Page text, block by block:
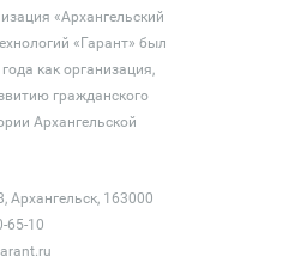
«Архангельский
«Гарант» был
как организация,
гражданского
Архангельской
Архангельск, 163000
65-10